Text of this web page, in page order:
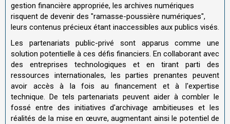
gestion financière appropriée, les archives numériques
risquent de devenir des "ramasse-poussière numériques",
leurs contenus précieux étant inaccessibles aux publics visés.
Les partenariats public-privé sont apparus comme une
solution potentielle à ces défis financiers. En collaborant avec
des entreprises technologiques et en tirant parti des
ressources internationales, les parties prenantes peuvent
avoir accès à la fois au financement et à l'expertise
technique. De tels partenariats peuvent aider à combler le
fossé entre des initiatives d'archivage ambitieuses et les
réalités de la mise en œuvre, augmentant ainsi le potentiel de